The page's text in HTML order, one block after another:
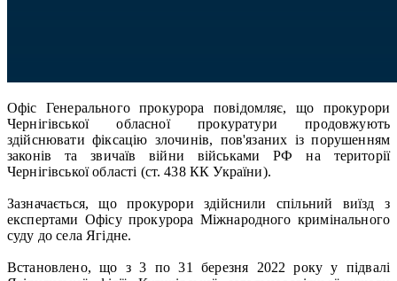
Офіс Генерального прокурора повідомляє, що прокурори
Чернігівської обласної прокуратури продовжують
здійснювати фіксацію злочинів, пов'язаних із порушенням
законів та звичаїв війни військами РФ на території
Чернігівської області (ст. 438 КК України).
Зазначається, що прокурори здійснили спільний виїзд з
експертами Офісу прокурора Міжнародного кримінального
суду до села Ягідне.
Встановлено, що з 3 по 31 березня 2022 року у підвалі